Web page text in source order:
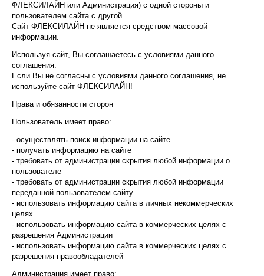
ФЛЕКСИЛАЙН или Администрация) с одной стороны и
пользователем сайта с другой.
Сайт ФЛЕКСИЛАЙН не является средством массовой
информации.
Используя сайт, Вы соглашаетесь с условиями данного
соглашения.
Если Вы не согласны с условиями данного соглашения, не
используйте сайт ФЛЕКСИЛАЙН!
Права и обязанности сторон
Пользователь имеет право:
- осуществлять поиск информации на сайте
- получать информацию на сайте
- требовать от администрации скрытия любой информации о
пользователе
- требовать от администрации скрытия любой информации
переданной пользователем сайту
- использовать информацию сайта в личных некоммерческих
целях
- использовать информацию сайта в коммерческих целях с
разрешения Администрации
- использовать информацию сайта в коммерческих целях с
разрешения правообладателей
Администрация имеет право: